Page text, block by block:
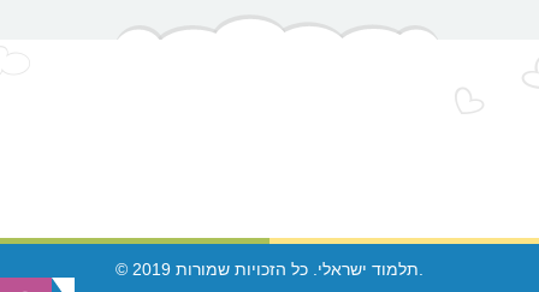
© 2019 תלמוד ישראלי. כל הזכויות שמורות.